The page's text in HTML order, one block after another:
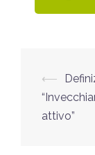
⟵
attivo”